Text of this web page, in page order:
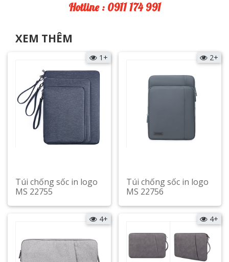
Hotline : 0911 174 991
XEM THÊM
1+
Túi chống sốc in logo
MS 22755
Xem chi tiết
2+
Túi chống sốc in logo
MS 22756
Xem chi tiết
4+
4+